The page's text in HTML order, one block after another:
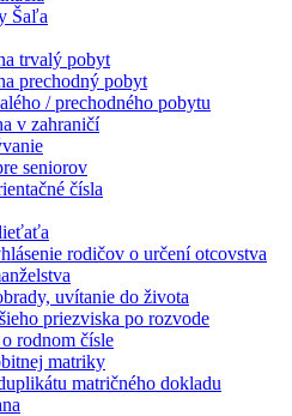
Šaľa
trvalý pobyt
prechodný pobyt
/ prechodného pobytu
v zahraničí
seniorov
čísla
rodičov o určení otcovstva
uvítanie do života
priezviska po rozvode
rodnom čísle
matriky
matričného dokladu